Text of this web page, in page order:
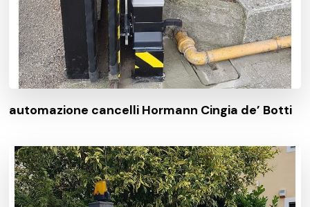
automazione cancelli Hormann Cingia de’ Botti